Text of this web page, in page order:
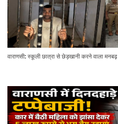
वाराणसी: स्कूली छात्रा से छेड़खानी करने वाला मनबढ़